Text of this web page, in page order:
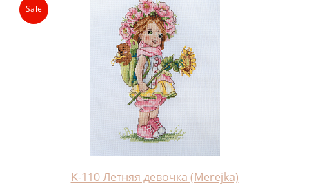
Sale
K-110 Летняя девочка (Merejka)